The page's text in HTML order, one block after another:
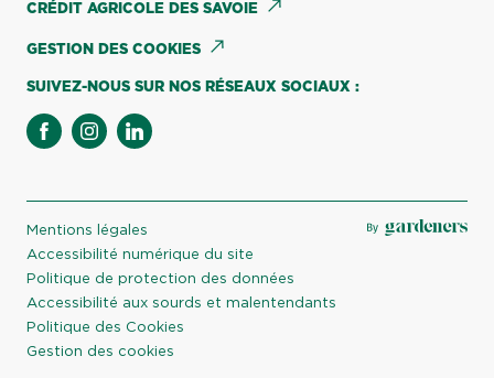
CRÉDIT AGRICOLE DES SAVOIE
GESTION DES COOKIES
SUIVEZ-NOUS SUR NOS RÉSEAUX SOCIAUX :
facebookinstagramlinkedin
Mentions légales
Accessibilité numérique du site
Politique de protection des données
Accessibilité aux sourds et malentendants
Politique des Cookies
Gestion des cookies